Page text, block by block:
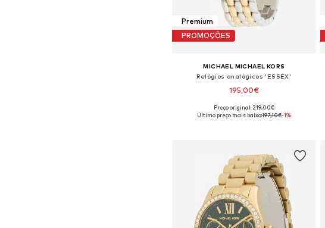
Premium
PROMOÇÕES
MICHAEL MICHAEL KORS
Relógios analógicos 'ESSEX'
195,00€
Tamanhos disponíveis: One Size
Preço original: 219,00€
Último preço mais baixo:197,10€-1%